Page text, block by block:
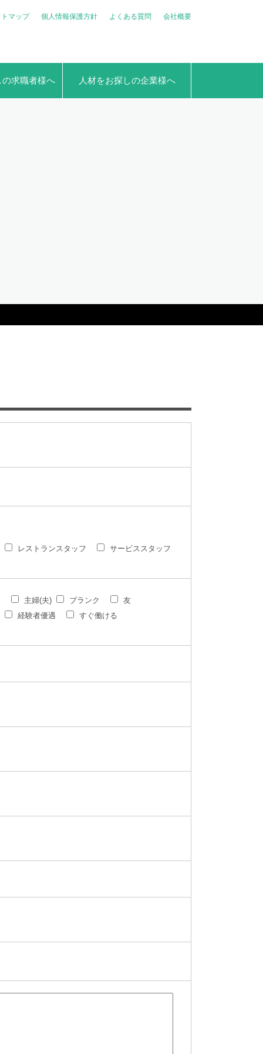
マップ 個人情報保護方針 よくある質問 会社概要
求職者様へ 人材をお探しの企業様へ
レストランスタッフ
サービススタッフ
主婦(夫) ブランク
友
経験者優遇
すぐ働ける